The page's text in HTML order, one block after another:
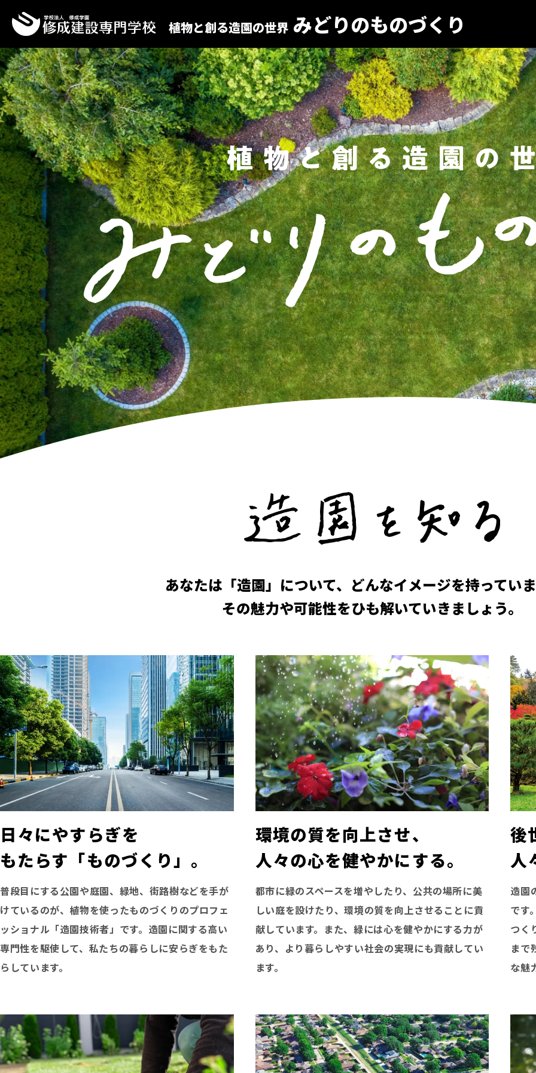
植物と創る造園の世界 みどりのものづくり
あなたは「造園」について、どんなイメージを持ってい
その魅力や可能性をひも解いていきましょう。
日々にやすらぎを
もたらす「ものづくり」。
普段目にする公園や庭園、緑地、街路樹などを手が
けているのが、植物を使ったものづくりのプロフェ
ッショナル「造園技術者」です。造園に関する高い
専門性を駆使して、私たちの暮らしに安らぎをもた
らしています。
環境の質を向上させ、
人々の心を健やかにする。
都市に緑のスペースを増やしたり、公共の場所に美
しい庭を設けたり、環境の質を向上させることに貢
献しています。また、緑には心を健やかにする力が
あり、より暮らしやすい社会の実現にも貢献してい
ます。
後
人
造園
です
つく
まで
な魅